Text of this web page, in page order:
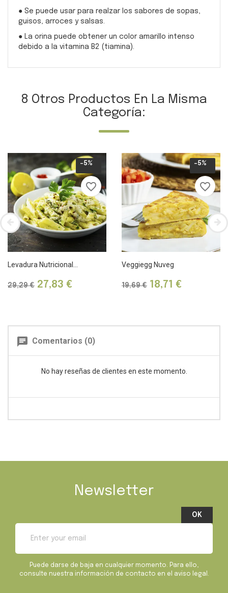
● Se puede usar para realzar los sabores de sopas,
guisos, arroces y salsas.
● La orina puede obtener un color amarillo intenso
debido a la vitamina B2 (tiamina).
8 Otros Productos En La Misma
Categoría:
-5%
favorite_border
Levadura Nutricional...
Precio
29,29 € Precio
27,83 €
-5%
favorite_border
Veggiegg Nuveg
Precio
19,69 € Precio
18,71 €
chat Comentarios (0)
No hay reseñas de clientes en este momento.
Newsletter
Puede darse de baja en cualquier momento. Para ello,
consulte nuestra información de contacto en el aviso legal.